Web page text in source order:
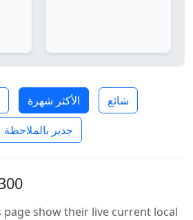
الأكثر شهرة
شائع
جدير بالملاحظة
page show their live current local